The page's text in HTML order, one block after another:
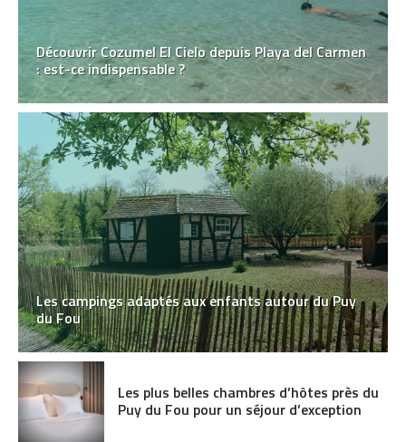
Découvrir Cozumel El Cielo depuis Playa del Carmen
: est-ce indispensable ?
Les campings adaptés aux enfants autour du Puy
du Fou
Les plus belles chambres d’hôtes près du
Puy du Fou pour un séjour d’exception